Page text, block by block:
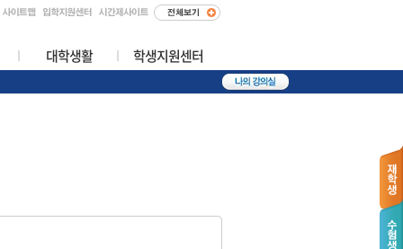
대학생활 학생지원센터